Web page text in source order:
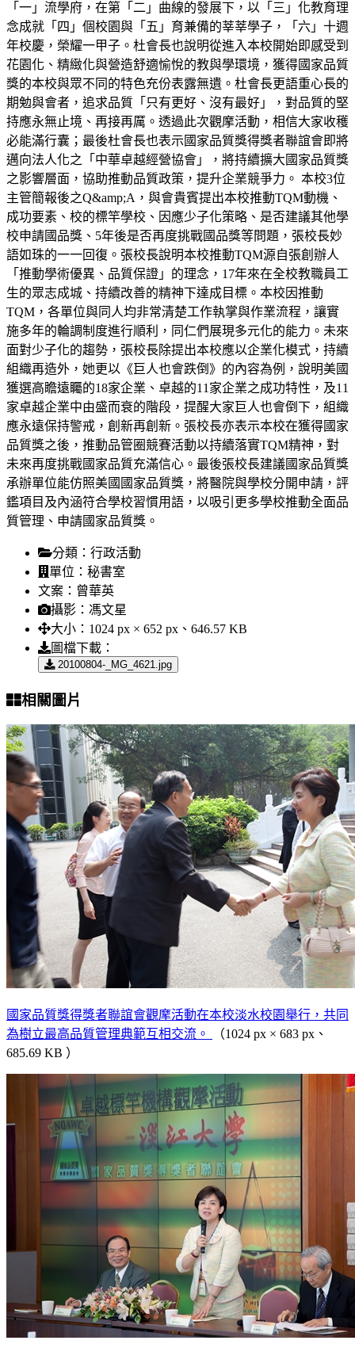
「一」流學府，在第「二」曲線的發展下，以「三」化教育理
念成就「四」個校園與「五」育兼備的莘莘學子，「六」十週
年校慶，榮耀一甲子。杜會長也說明從進入本校開始即感受到
花園化、精緻化與營造舒適愉悅的教與學環境，獲得國家品質
獎的本校與眾不同的特色充份表露無遺。杜會長更語重心長的
期勉與會者，追求品質「只有更好、沒有最好」，對品質的堅
持應永無止境、再接再厲。透過此次觀摩活動，相信大家收穫
必能滿行囊；最後杜會長也表示國家品質獎得獎者聯誼會即將
邁向法人化之「中華卓越經營協會」，將持續擴大國家品質獎
之影響層面，協助推動品質政策，提升企業競爭力。 本校3位
主管簡報後之Q&amp;A，與會貴賓提出本校推動TQM動機、
成功要素、校的標竿學校、因應少子化策略、是否建議其他學
校申請國品獎、5年後是否再度挑戰國品獎等問題，張校長妙
語如珠的一一回復。張校長說明本校推動TQM源自張創辦人
「推動學術優異、品質保證」的理念，17年來在全校教職員工
生的眾志成城、持續改善的精神下達成目標。本校因推動
TQM，各單位與同人均非常清楚工作執掌與作業流程，讓實
施多年的輪調制度進行順利，同仁們展現多元化的能力。未來
面對少子化的趨勢，張校長除提出本校應以企業化模式，持續
組織再造外，她更以《巨人也會跌倒》的內容為例，說明美國
獲選高瞻遠矚的18家企業、卓越的11家企業之成功特性，及11
家卓越企業中由盛而衰的階段，提醒大家巨人也會倒下，組織
應永遠保持警戒，創新再創新。張校長亦表示本校在獲得國家
品質獎之後，推動品管圈競賽活動以持續落實TQM精神，對
未來再度挑戰國家品質充滿信心。最後張校長建議國家品質獎
承辦單位能仿照美國國家品質獎，將醫院與學校分開申請，評
鑑項目及內涵符合學校習慣用語，以吸引更多學校推動全面品
質管理、申請國家品質獎。
分類： 行政活動
單位： 秘書室
文案： 曾華英
攝影： 馮文星
大小： 1024 px × 652 px、646.57 KB
圖檔下載：
20100804-_MG_4621.jpg
相關圖片
國家品質獎得獎者聯誼會觀摩活動在本校淡水校園舉行，共同
為樹立最高品質管理典範互相交流。
（1024 px × 683 px、
685.69 KB ）